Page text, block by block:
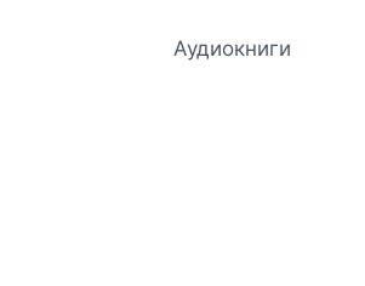
Аудиокниги